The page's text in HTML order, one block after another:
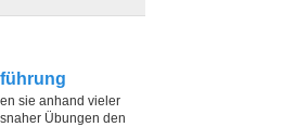
sie anhand vieler
Übungen den